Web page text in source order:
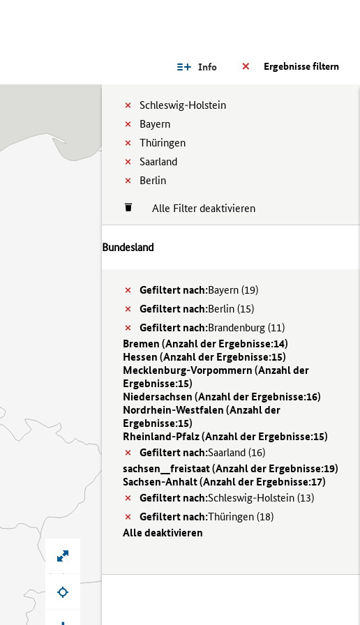
Ergebnisse filtern
Info
Schleswig-Holstein
Bayern
Thüringen
Saarland
Berlin
Alle Filter deaktivieren
Bundesland
Gefiltert nach:Bayern (19)
Gefiltert nach:Berlin (15)
Gefiltert nach:Brandenburg (11)
Bremen (Anzahl der Ergebnisse:14)
Hessen (Anzahl der Ergebnisse:15)
Mecklenburg-Vorpommern (Anzahl der
Ergebnisse:15)
Niedersachsen (Anzahl der Ergebnisse:16)
Nordrhein-Westfalen (Anzahl der
Ergebnisse:15)
Rheinland-Pfalz (Anzahl der Ergebnisse:15)
Gefiltert nach:Saarland (16)
sachsen__freistaat (Anzahl der Ergebnisse:19)
Sachsen-Anhalt (Anzahl der Ergebnisse:17)
Gefiltert nach:Schleswig-Holstein (13)
Gefiltert nach:Thüringen (18)
Alle deaktivieren